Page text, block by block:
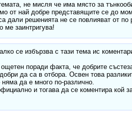
не мисля че има място за
от най добре представящите се до
дали решенията не се повлияват от
ме заинтригува!
се избързва с тази тема ис
поради факта, че добрите
да са в отбора. Освен това
да е много по-различно.
и тогава да се коментира кой